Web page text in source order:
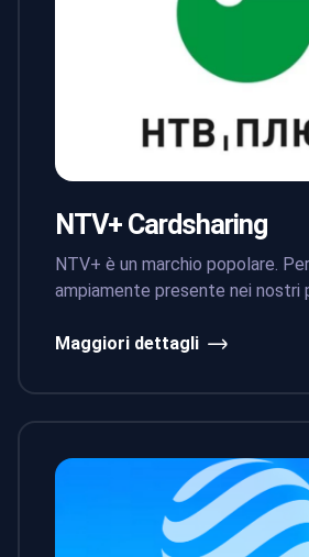
NTV+ Cardsharing
NTV+ è un marchio popolare.
ampiamente presente nei nostri
Maggiori dettagli